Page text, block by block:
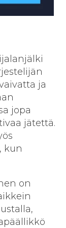
ja
jopa
jätettä.
kun
on